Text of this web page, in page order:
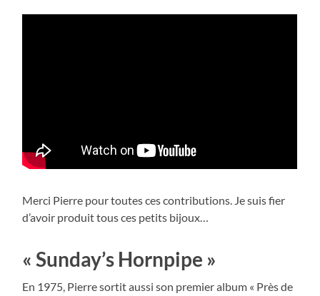
Merci Pierre pour toutes ces contributions. Je suis fier
d’avoir produit tous ces petits bijoux…
« Sunday’s Hornpipe »
En 1975, Pierre sortit aussi son premier album « Près de